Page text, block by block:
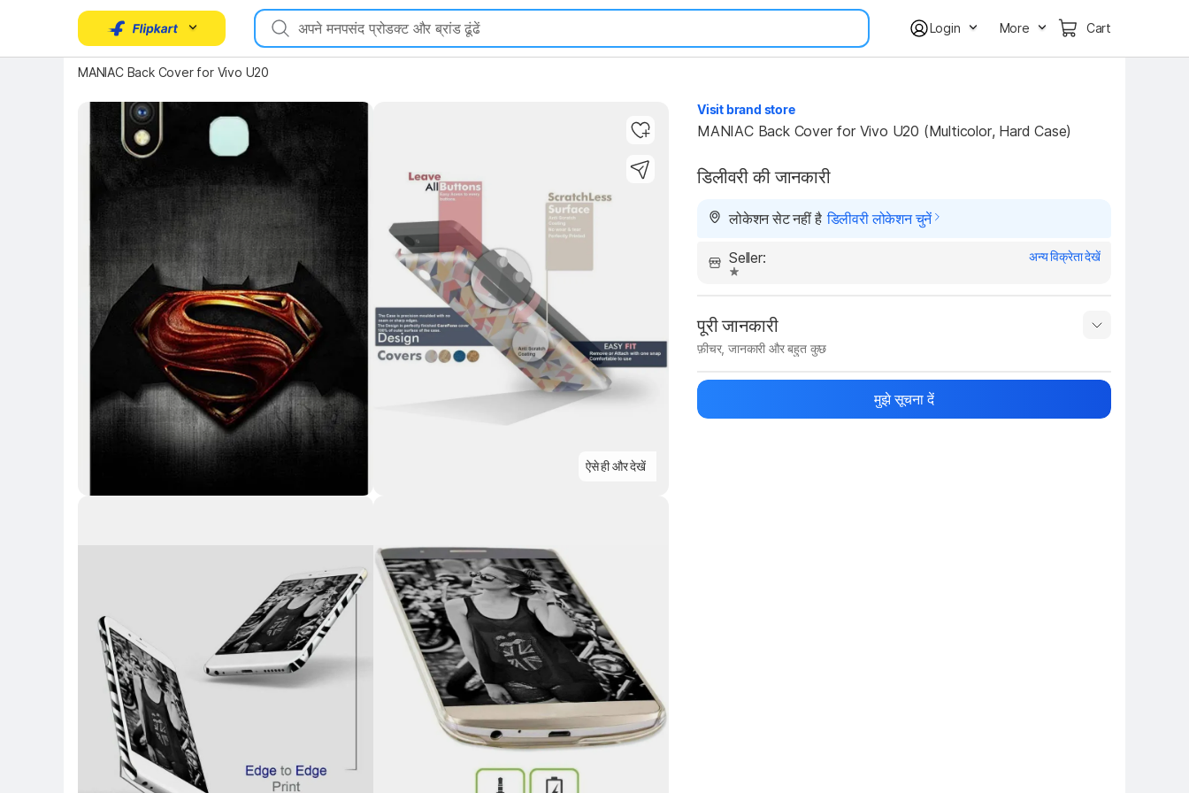
Login More Cart
MANIAC Back Cover for Vivo U20
Key Highlights
ऐसे ही और देखें
Key Highlights
Visit brand store
MANIAC Back Cover for Vivo U20 (Multicolor, Hard Case)
डिलीवरी की जानकारी
लोकेशन सेट नहीं है डिलीवरी लोकेशन चुनें
Seller: अन्य विक्रेता देखें
पूरी जानकारी
फ़ीचर, जानकारी और बहुत कुछ
Show More
मुझे सूचना दें